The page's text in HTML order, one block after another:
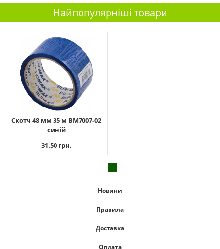
Найпопулярніші товари
Скотч 48 мм 35 м ВМ7007-02
синій
31.50 грн.
Новини
Правила
Доставка
Оплата